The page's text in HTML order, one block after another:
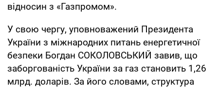
відносин з «Газпромом».
У свою чергу, уповноважений Президента
України з міжнародних питань енергетичної
безпеки Богдан СОКОЛОВСЬКИЙ завив, що
заборгованість України за газ становить 1,26
млрд. доларів. За його словами, структура